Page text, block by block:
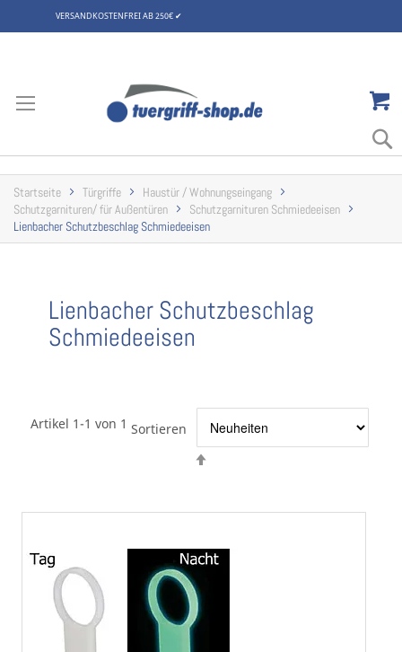
VERSANDKOSTENFREI AB 250€ ✔
springen
Startseite Türgriffe
Haustür / Wohnungseingang
Schutzgarnituren/ für Außentüren
Schutzgarnituren Schmiedeeisen
Lienbacher Schutzbeschlag Schmiedeeisen
Lienbacher Schutzbeschlag
Schmiedeeisen
Artikel 1-1 von 1 Sortieren
Absteigend